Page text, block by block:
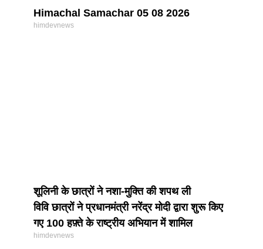
Himachal Samachar 05 08 2026
himdevnews
शूलिनी के छात्रों ने नशा-मुक्ति की शपथ ली
विवि छात्रों ने प्रधानमंत्री नरेंद्र मोदी द्वारा शुरू किए
गए 100 हफ़्ते के राष्ट्रीय अभियान में शामिल
himdevnews